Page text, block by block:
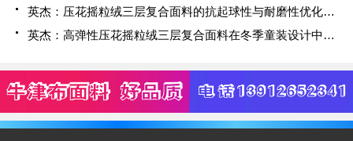
英杰：压花摇粒绒三层复合面料的抗起球性与耐磨性优化技术分析
英杰：高弹性压花摇粒绒三层复合面料在冬季童装设计中的应用实践